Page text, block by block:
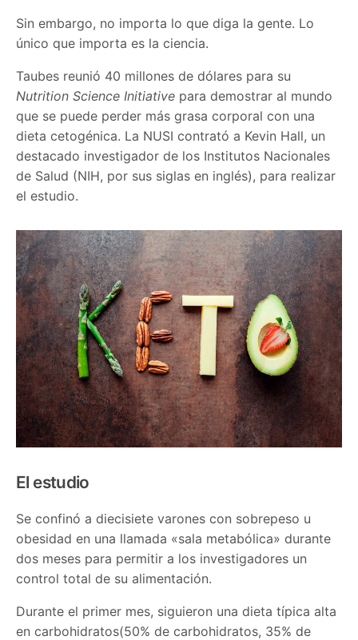
Sin embargo, no importa lo que diga la gente. Lo
único que importa es la ciencia.
Taubes reunió 40 millones de dólares para su
Nutrition Science Initiative para demostrar al mundo
que se puede perder más grasa corporal con una
dieta cetogénica. La NUSI contrató a Kevin Hall, un
destacado investigador de los Institutos Nacionales
de Salud (NIH, por sus siglas en inglés), para realizar
el estudio.
El estudio
Se confinó a diecisiete varones con sobrepeso u
obesidad en una llamada «sala metabólica» durante
dos meses para permitir a los investigadores un
control total de su alimentación.
Durante el primer mes, siguieron una dieta típica alta
en carbohidratos(50% de carbohidratos, 35% de